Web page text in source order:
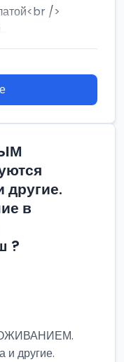
/>
в
?
и другие.